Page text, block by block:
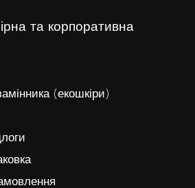
та корпоративна
(екошкіри)